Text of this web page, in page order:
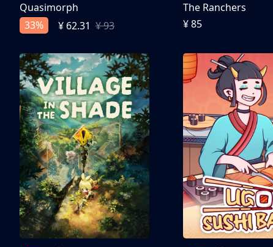
Quasimorph
33%
¥ 62.31 ¥ 93
The Ranchers
¥ 85